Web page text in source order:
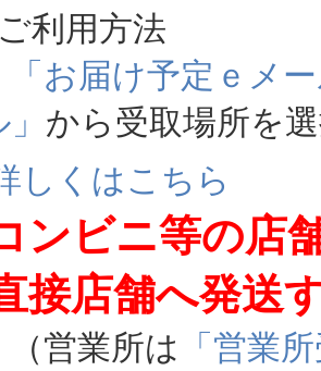
利用方法
「お届け予定ｅメ
から受取場所を
しくはこちら
ンビニ等の店
接店舗へ発送
業所は 「営業